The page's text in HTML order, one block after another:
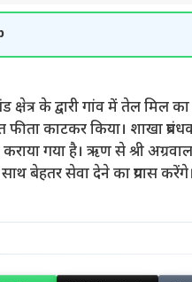
क्षेत्र के द्वारी गांव में तेल
फीता काटकर किया। शाखा
कराया गया है। ऋण से श्री
बेहतर सेवा देने का प्रयास